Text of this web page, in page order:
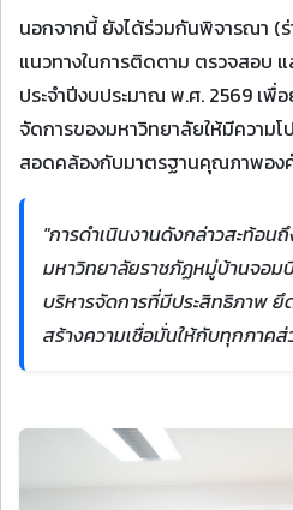
นอกจากนี้ ยังได้ร่วมกันพิจารณา (
แนวทางในการติดตาม ตรวจสอบ
ประจำปีงบประมาณ พ.ศ. 2569 เพื่
จัดการของมหาวิทยาลัยให้มีความโ
สอดคล้องกับมาตรฐานคุณภาพอง
"การดำเนินงานดังกล่าวสะท้อน
มหาวิทยาลัยราชภัฏหมู่บ้านจอม
บริหารจัดการที่มีประสิทธิภาพ ยึ
สร้างความเชื่อมั่นให้กับทุกภาค